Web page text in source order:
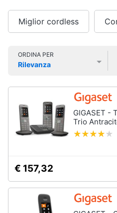
home
Videogiochi
e
Clima
Brico
Giardinaggio
Vedi
tutti
Tecnologia
indossare
Watch
Smartwatch
Apple
Miglior cordless
ORDINA PER
Rilevanza
GIGASET -
Trio
€ 157,32